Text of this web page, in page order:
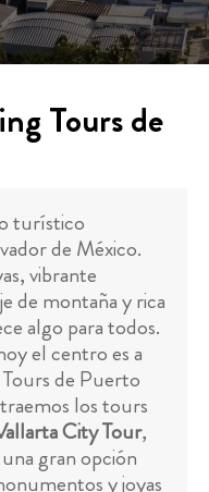
Tours de
turístico
de México.
vibrante
de montaña y rica
algo para todos.
el centro es a
de Puerto
los tours
City Tour,
gran opción
y joyas